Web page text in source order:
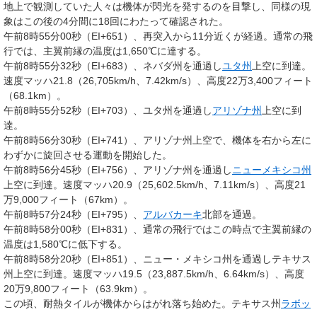
地上で観測していた人々は機体が閃光を発するのを目撃し、同様の現
象はこの後の4分間に18回にわたって確認された。
午前8時55分00秒（EI+651）、再突入から11分近くが経過。通常の飛
行では、主翼前縁の温度は1,650℃に達する。
午前8時55分32秒（EI+683）、ネバダ州を通過しユタ州上空に到達。
速度マッハ21.8（26,705km/h、7.42km/s）、高度22万3,400フィート
（68.1km）。
午前8時55分52秒（EI+703）、ユタ州を通過しアリゾナ州上空に到
達。
午前8時56分30秒（EI+741）、アリゾナ州上空で、機体を右から左に
わずかに旋回させる運動を開始した。
午前8時56分45秒（EI+756）、アリゾナ州を通過しニューメキシコ州
上空に到達。速度マッハ20.9（25,602.5km/h、7.11km/s）、高度21
万9,000フィート（67km）。
午前8時57分24秒（EI+795）、 アルバカーキ北部を通過。
午前8時58分00秒（EI+831）、通常の飛行ではこの時点で主翼前縁の
温度は1,580℃に低下する。
午前8時58分20秒（EI+851）、ニュー・メキシコ州を通過しテキサス
州上空に到達。速度マッハ19.5（23,887.5km/h、6.64km/s）、高度
20万9,800フィート（63.9km）。
この頃、耐熱タイルが機体からはがれ落ち始めた。テキサス州 ラボッ